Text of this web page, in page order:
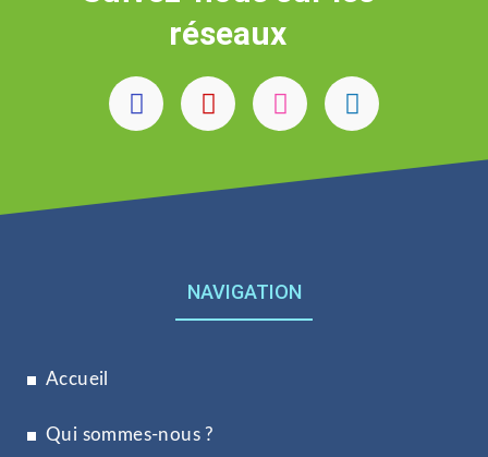
réseaux
NAVIGATION
Accueil
Qui sommes-nous ?